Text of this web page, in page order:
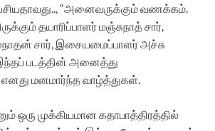
“அனைவருக்கும் வணக்கம்.
தயாரிப்பாளர் மஞ்சுநாத் சார்,
சார், இசையமைப்பாளர் அச்சு
படத்தின் அனைத்து
மனமார்ந்த வாழ்த்துகள்.
ஒரு முக்கியமான கதாபாத்திரத்தில்